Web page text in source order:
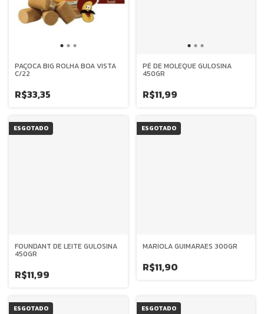
PAÇOCA BIG ROLHA BOA VISTA
C/22
R$33,35
PÉ DE MOLEQUE GULOSINA
450GR
R$11,99
ESGOTADO
FOUNDANT DE LEITE GULOSINA
450GR
R$11,99
ESGOTADO
MARIOLA GUIMARAES 300GR
R$11,90
ESGOTADO ESGOTADO